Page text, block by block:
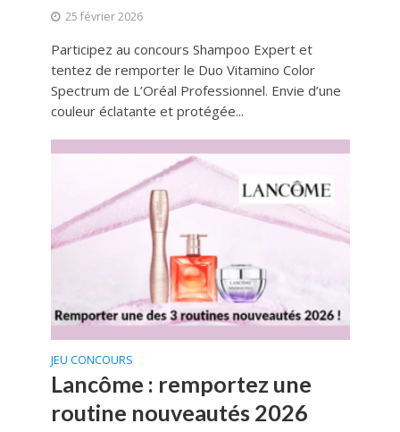
25 février 2026
Participez au concours Shampoo Expert et
tentez de remporter le Duo Vitamino Color
Spectrum de L’Oréal Professionnel. Envie d’une
couleur éclatante et protégée...
JEU CONCOURS
Lancôme : remportez une
routine nouveautés 2026